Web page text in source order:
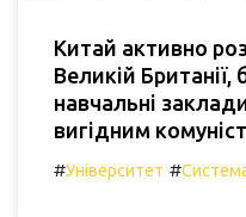
Китай активно
Великій
навчальні
вигідним
#Університет #